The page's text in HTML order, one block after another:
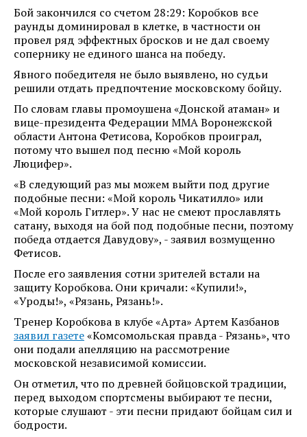
Бой закончился со счетом 28:29: Коробков все
раунды доминировал в клетке, в частности он
провел ряд эффектных бросков и не дал своему
сопернику не единого шанса на победу.
Явного победителя не было выявлено, но судьи
решили отдать предпочтение московскому бойцу.
По словам главы промоушена «Донской атаман» и
вице-президента Федерации ММА Воронежской
области Антона Фетисова, Коробков проиграл,
потому что вышел под песню «Мой король
Люцифер».
«В следующий раз мы можем выйти под другие
подобные песни: «Мой король Чикатилло» или
«Мой король Гитлер». У нас не смеют прославлять
сатану, выходя на бой под подобные песни, поэтому
победа отдается Давудову», - заявил возмущенно
Фетисов.
После его заявления сотни зрителей встали на
защиту Коробкова. Они кричали: «Купили!»,
«Уроды!», «Рязань, Рязань!».
Тренер Коробкова в клубе «Арта» Артем Казбанов
заявил газете«Комсомольская правда - Рязань», что
они подали апелляцию на рассмотрение
московской независимой комиссии.
Он отметил, что по древней бойцовской традиции,
перед выходом спортсмены выбирают те песни,
которые слушают - эти песни придают бойцам сил и
бодрости.